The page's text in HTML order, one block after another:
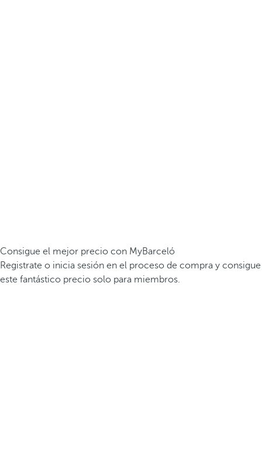
Consigue el mejor precio con MyBarceló
Registrate o inicia sesión en el proceso de compra y consigue
este fantástico precio solo para miembros.